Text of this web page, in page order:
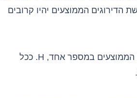
הדירוגים הממוצעים יהיו קרובים
מבחן Kruskal-Wallis מסכם את הפיזור של הדירוגים הממוצעים במספר אחד, H. ככל